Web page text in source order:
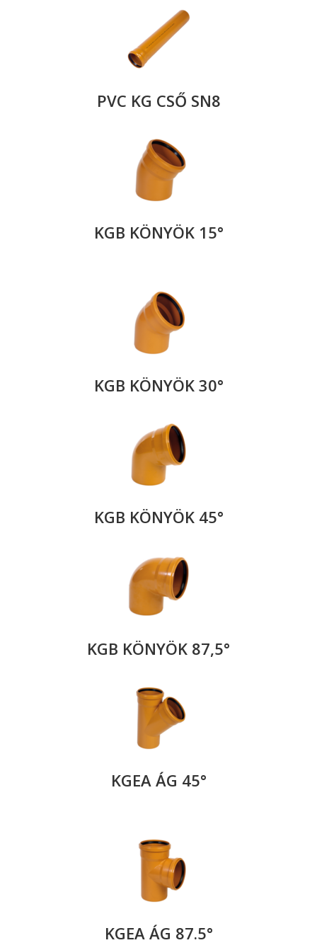
PVC KG CSŐ SN8
KGB KÖNYÖK 15°
KGB KÖNYÖK 30°
KGB KÖNYÖK 45°
KGB KÖNYÖK 87,5°
KGEA ÁG 45°
KGEA ÁG 87.5°